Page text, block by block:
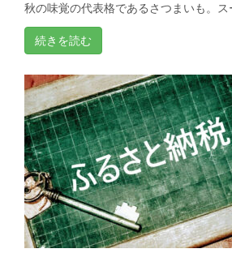
秋の味覚の代表格であるさつまいも。ス
続きを読む